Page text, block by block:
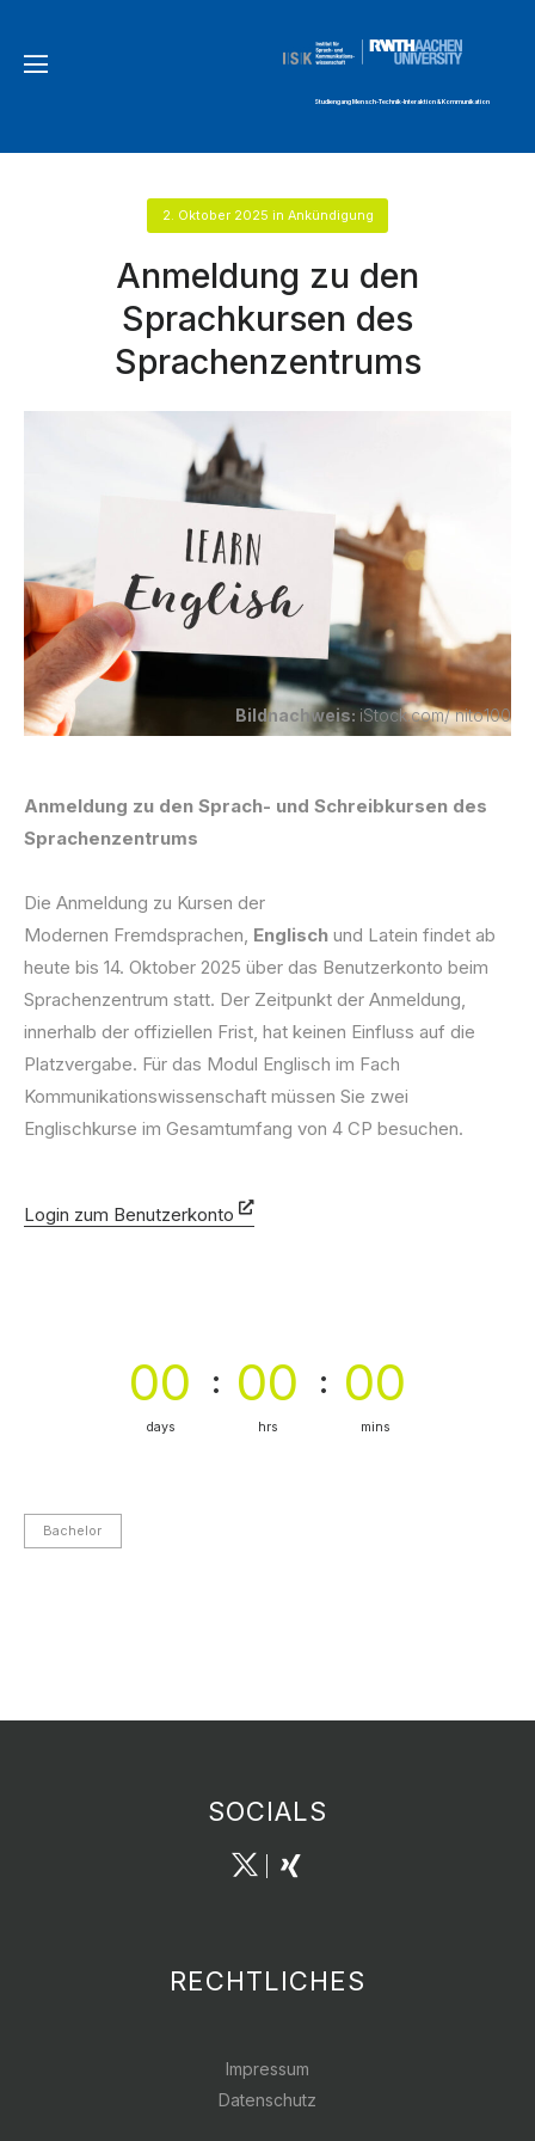
Studiengang Mensch-Technik-Interaktion & Kommunikation
2. Oktober 2025 in Ankündigung
Anmeldung zu den
Sprachkursen des
Sprachenzentrums
Bildnachweis: iStock.com/ nito100
Anmeldung zu den Sprach- und Schreibkursen des
Sprachenzentrums
Die Anmeldung zu Kursen der
Modernen Fremdsprachen, Englisch und Latein findet ab
heute bis 14. Oktober 2025 über das Benutzerkonto beim
Sprachenzentrum statt. Der Zeitpunkt der Anmeldung,
innerhalb der offiziellen Frist, hat keinen Einfluss auf die
Platzvergabe. Für das Modul Englisch im Fach
Kommunikationswissenschaft müssen Sie zwei
Englischkurse im Gesamtumfang von 4 CP besuchen.
Login zum Benutzerkonto
00
days
00
hrs
00
mins
Bachelor
SOCIALS
RECHTLICHES
Impressum
Datenschutz